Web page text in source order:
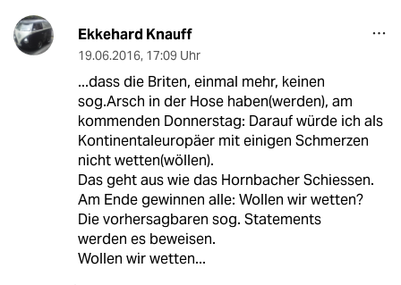
Ekkehard Knauff
19.06.2016, 17:09 Uhr
...dass die Briten, einmal mehr, keinen
sog.Arsch in der Hose haben(werden), am
kommenden Donnerstag: Darauf würde ich als
Kontinentaleuropäer mit einigen Schmerzen
nicht wetten(wöllen).
Das geht aus wie das Hornbacher Schiessen.
Am Ende gewinnen alle: Wollen wir wetten?
Die vorhersagbaren sog. Statements
werden es beweisen.
Wollen wir wetten...